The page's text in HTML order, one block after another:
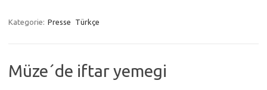
Kategorie: Presse Türkçe
Müze´de iftar yemegi